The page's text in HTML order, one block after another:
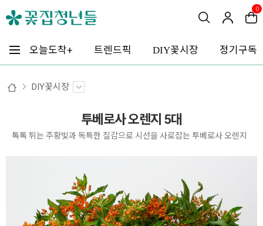
0
오늘도착+ 트렌드픽 DIY꽃시장 정기구독
DIY꽃시장
투베로사 오렌지 5대
톡톡 튀는 주황빛과 독특한 질감으로 시선을 사로잡는 투베로사 오렌지